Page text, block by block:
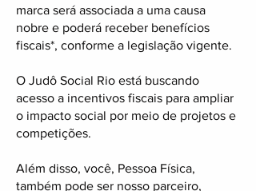
marca será associada a uma causa
nobre e poderá receber benefícios
fiscais*, conforme a legislação vigente.
O Judô Social Rio está buscando
acesso a incentivos fiscais para ampliar
o impacto social por meio de projetos e
competições.
Além disso, você, Pessoa Física,
também pode ser nosso parceiro,